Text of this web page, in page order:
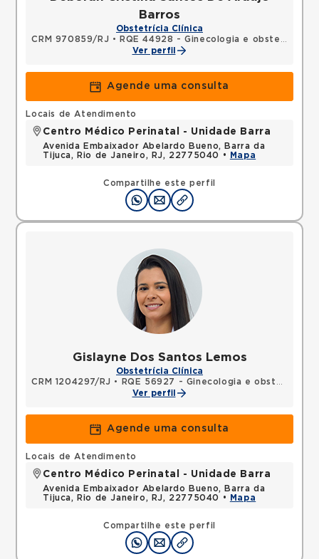
Barros
Obstetrícia Clínica
CRM 970859/RJ •
RQE 44928 - Ginecologia e obstetrícia
Ver perfil
Agende uma consulta
Compartilhe este perfil
Locais de Atendimento
Centro Médico Perinatal - Unidade Barra
Avenida Embaixador Abelardo Bueno, Barra da
Tijuca, Rio de Janeiro, RJ, 22775040 •
Mapa
Gislayne Dos Santos Lemos
Obstetrícia Clínica
CRM 1204297/RJ •
RQE 56927 - Ginecologia e obstetrícia
Ver perfil
Agende uma consulta
Compartilhe este perfil
Locais de Atendimento
Centro Médico Perinatal - Unidade Barra
Avenida Embaixador Abelardo Bueno, Barra da
Tijuca, Rio de Janeiro, RJ, 22775040 •
Mapa